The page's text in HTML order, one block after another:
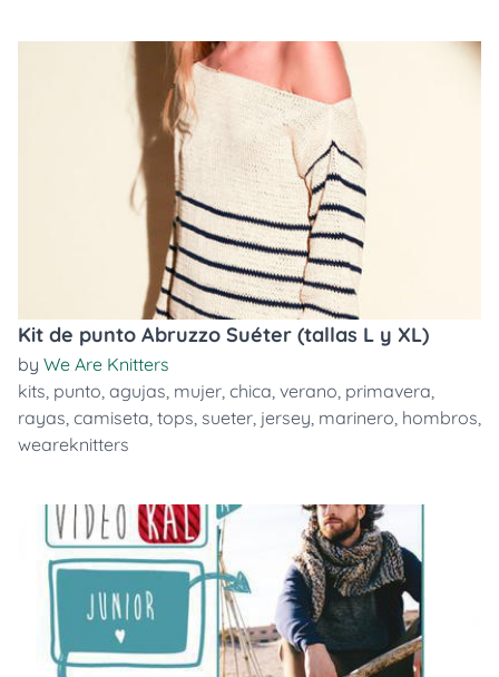
Kit de punto Abruzzo Suéter (tallas L y XL)
by We Are Knitters
kits, punto, agujas, mujer, chica, verano, primavera,
rayas, camiseta, tops, sueter, jersey, marinero, hombros,
weareknitters